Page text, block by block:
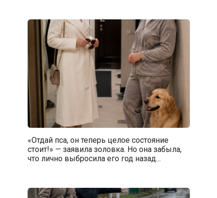
«Отдай пса, он теперь целое состояние
стоит!» — заявила золовка. Но она забыла,
что лично выбросила его год назад…